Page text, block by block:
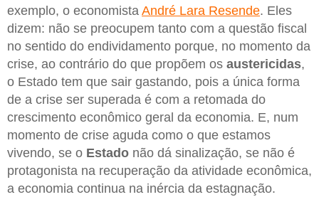
exemplo, o economista André Lara Resende. Eles
dizem: não se preocupem tanto com a questão fiscal
no sentido do endividamento porque, no momento da
crise, ao contrário do que propõem os austericidas,
o Estado tem que sair gastando, pois a única forma
de a crise ser superada é com a retomada do
crescimento econômico geral da economia. E, num
momento de crise aguda como o que estamos
vivendo, se o Estado não dá sinalização, se não é
protagonista na recuperação da atividade econômica,
a economia continua na inércia da estagnação.